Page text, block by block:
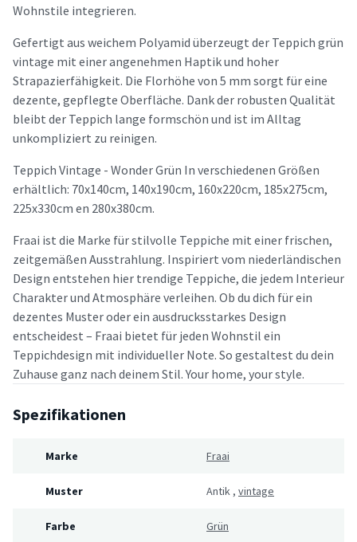
Wohnstile integrieren.
Gefertigt aus weichem Polyamid überzeugt der Teppich grün
vintage mit einer angenehmen Haptik und hoher
Strapazierfähigkeit. Die Florhöhe von 5 mm sorgt für eine
dezente, gepflegte Oberfläche. Dank der robusten Qualität
bleibt der Teppich lange formschön und ist im Alltag
unkompliziert zu reinigen.
Teppich Vintage - Wonder Grün In verschiedenen Größen
erhältlich: 70x140cm, 140x190cm, 160x220cm, 185x275cm,
225x330cm en 280x380cm.
Fraai ist die Marke für stilvolle Teppiche mit einer frischen,
zeitgemäßen Ausstrahlung. Inspiriert vom niederländischen
Design entstehen hier trendige Teppiche, die jedem Interieur
Charakter und Atmosphäre verleihen. Ob du dich für ein
dezentes Muster oder ein ausdrucksstarkes Design
entscheidest – Fraai bietet für jeden Wohnstil ein
Teppichdesign mit individueller Note. So gestaltest du dein
Zuhause ganz nach deinem Stil. Your home, your style.
Spezifikationen
Marke Fraai
Muster Antik , vintage
Farbe Grün